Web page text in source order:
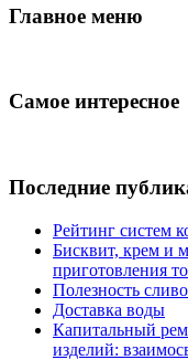
Главное меню
Самое интересное
Последние
Рейтинг систем
Бисквит, крем и
приготовления
Полезность
Доставка воды
Капитальный
изделий: